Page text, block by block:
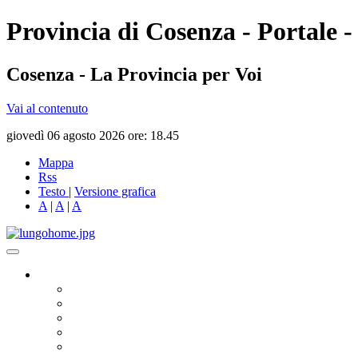
Provincia di Cosenza - Portale
Cosenza - La Provincia per Voi
Vai al contenuto
giovedì 06 agosto 2026 ore: 18.45
Mappa
Rss
Testo | Versione grafica
A | A | A